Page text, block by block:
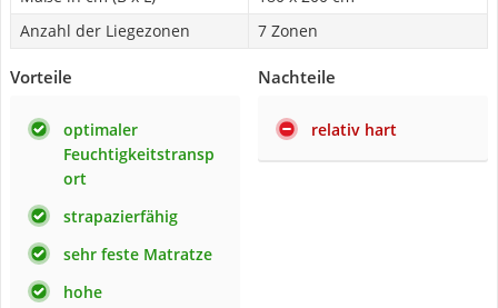
Anzahl der Liegezonen
7 Zonen
Vorteile
optimaler
Feuchtigkeitstransp
ort
strapazierfähig
sehr feste Matratze
hohe
Nachteile
relativ hart